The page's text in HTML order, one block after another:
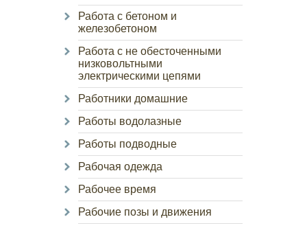
Работа с бетоном и
железобетоном
Работа с не обесточенными
низковольтными
электрическими цепями
Работники домашние
Работы водолазные
Работы подводные
Рабочая одежда
Рабочее время
Рабочие позы и движения